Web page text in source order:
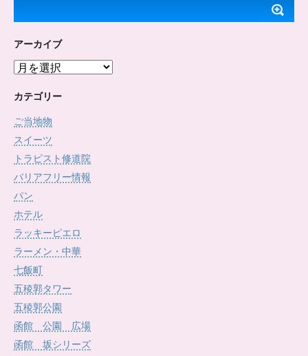
アーカイブ
ア
カ
ブ
カテゴリー
ご当地物
スイーツ
トラピスト修道院
バリアフリー情報
パン
ホテル
ラッキーピエロ
ラーメン・中華
七飯町
五稜郭タワー
五稜郭公園
函館 公園 広場
函館 坂シリーズ